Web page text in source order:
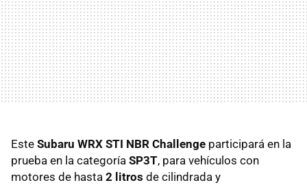
Este Subaru WRX STI NBR Challenge participará en la
prueba en la categoría SP3T, para vehículos con
motores de hasta 2 litros de cilindrada y